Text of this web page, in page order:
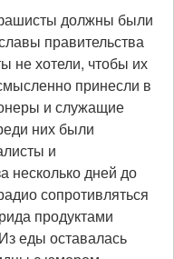
должны были
правительства
не хотели, чтобы их
принесли в
и служащие
них были
и
несколько дней до
сопротивляться
продуктами
еды оставалась